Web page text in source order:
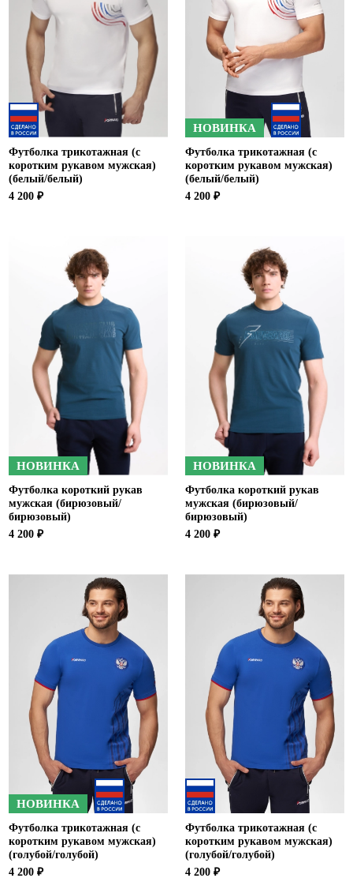
Футболка трикотажная (с
коротким рукавом мужская)
(белый/белый)
4 200 ₽
НОВИНКА
Футболка трикотажная (с
коротким рукавом мужская)
(белый/белый)
4 200 ₽
НОВИНКА
Футболка короткий рукав
мужская (бирюзовый/
бирюзовый)
4 200 ₽
НОВИНКА
Футболка короткий рукав
мужская (бирюзовый/
бирюзовый)
4 200 ₽
НОВИНКА
Футболка трикотажная (с
коротким рукавом мужская)
(голубой/голубой)
4 200 ₽
Футболка трикотажная (с
коротким рукавом мужская)
(голубой/голубой)
4 200 ₽